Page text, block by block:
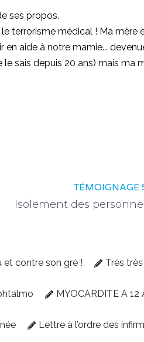
ses propos.
terrorisme médical ! Ma mère
aide à notre mamie...
sais depuis 20 ans) mais ma
TÉMOIGNAGE
Isolement des
et contre son gré ! Très
MYOCARDITE A 12
Lettre à l’ordre des